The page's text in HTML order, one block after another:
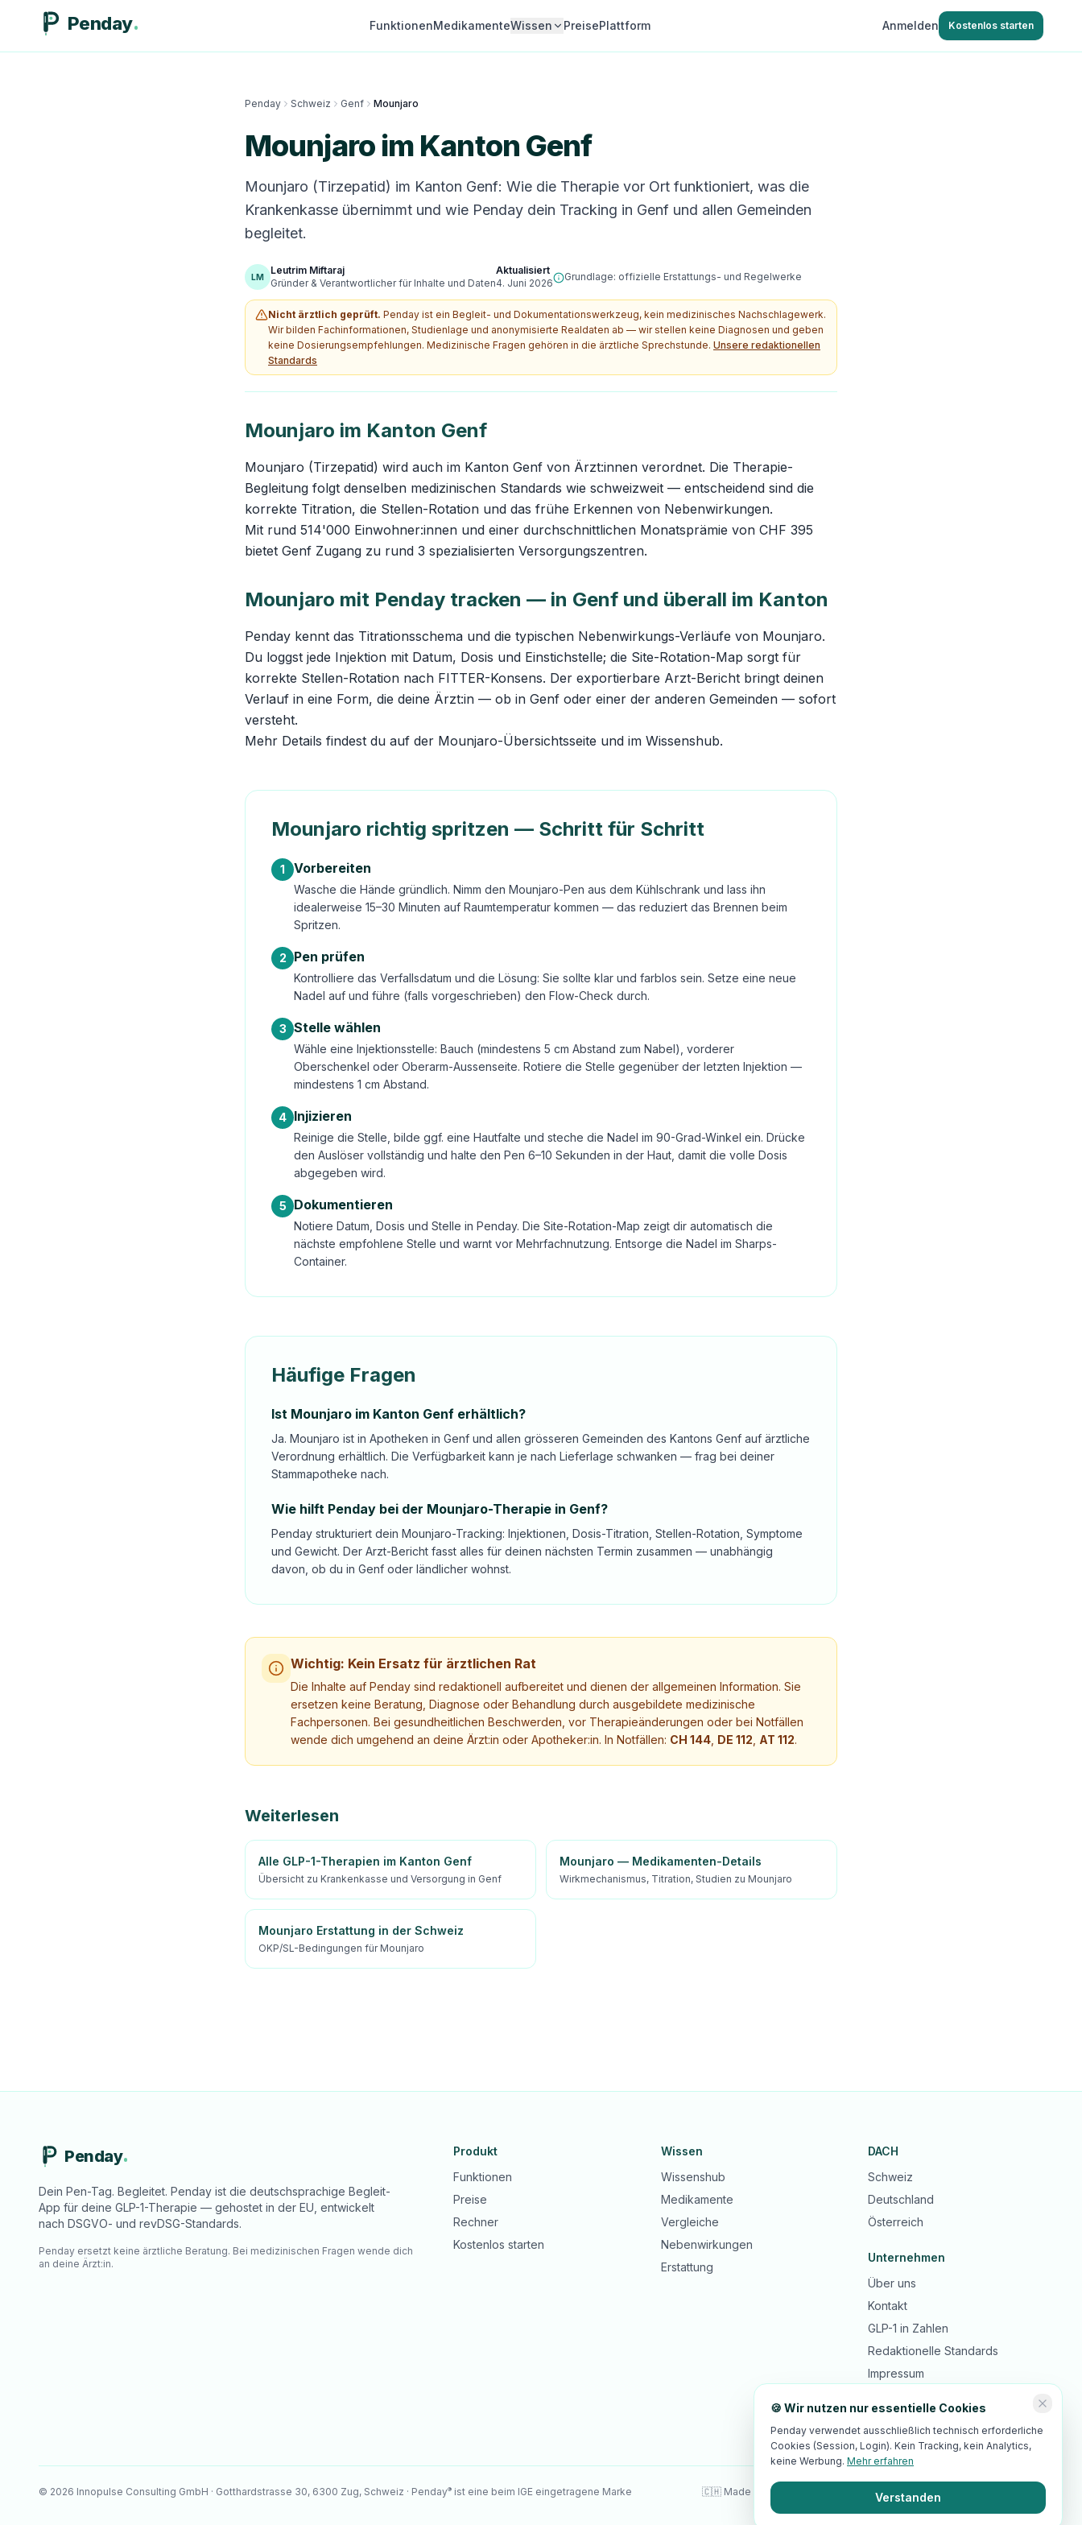
Penday FunktionenMedikamenteWissen PreisePlattform Anmelden Kostenlos starten
Penday Schweiz Genf Mounjaro
Mounjaro im Kanton Genf
Mounjaro (Tirzepatid) im Kanton Genf: Wie die Therapie vor Ort funktioniert, was die
Krankenkasse übernimmt und wie Penday dein Tracking in Genf und allen Gemeinden
begleitet.
LM
Leutrim Miftaraj
Gründer & Verantwortlicher für Inhalte und Daten
Aktualisiert
4. Juni 2026
Grundlage: offizielle Erstattungs- und Regelwerke
Nicht ärztlich geprüft. Penday ist ein Begleit- und Dokumentationswerkzeug, kein medizinisches Nachschlagewerk.
Wir bilden Fachinformationen, Studienlage und anonymisierte Realdaten ab — wir stellen keine Diagnosen und geben
keine Dosierungsempfehlungen. Medizinische Fragen gehören in die ärztliche Sprechstunde. Unsere redaktionellen
Standards
Mounjaro im Kanton Genf
Mounjaro (Tirzepatid) wird auch im Kanton Genf von Ärzt:innen verordnet. Die Therapie-
Begleitung folgt denselben medizinischen Standards wie schweizweit — entscheidend sind die
korrekte Titration, die Stellen-Rotation und das frühe Erkennen von Nebenwirkungen.
Mit rund 514'000 Einwohner:innen und einer durchschnittlichen Monatsprämie von CHF 395
bietet Genf Zugang zu rund 3 spezialisierten Versorgungszentren.
Mounjaro mit Penday tracken — in Genf und überall im Kanton
Penday kennt das Titrationsschema und die typischen Nebenwirkungs-Verläufe von Mounjaro.
Du loggst jede Injektion mit Datum, Dosis und Einstichstelle; die Site-Rotation-Map sorgt für
korrekte Stellen-Rotation nach FITTER-Konsens. Der exportierbare Arzt-Bericht bringt deinen
Verlauf in eine Form, die deine Ärzt:in — ob in Genf oder einer der anderen Gemeinden — sofort
versteht.
Mehr Details findest du auf der Mounjaro-Übersichtsseite und im Wissenshub.
Mounjaro richtig spritzen — Schritt für Schritt
1 Vorbereiten
Wasche die Hände gründlich. Nimm den Mounjaro-Pen aus dem Kühlschrank und lass ihn
idealerweise 15–30 Minuten auf Raumtemperatur kommen — das reduziert das Brennen beim
Spritzen.
2 Pen prüfen
Kontrolliere das Verfallsdatum und die Lösung: Sie sollte klar und farblos sein. Setze eine neue
Nadel auf und führe (falls vorgeschrieben) den Flow-Check durch.
3 Stelle wählen
Wähle eine Injektionsstelle: Bauch (mindestens 5 cm Abstand zum Nabel), vorderer
Oberschenkel oder Oberarm-Aussenseite. Rotiere die Stelle gegenüber der letzten Injektion —
mindestens 1 cm Abstand.
4 Injizieren
Reinige die Stelle, bilde ggf. eine Hautfalte und steche die Nadel im 90-Grad-Winkel ein. Drücke
den Auslöser vollständig und halte den Pen 6–10 Sekunden in der Haut, damit die volle Dosis
abgegeben wird.
5 Dokumentieren
Notiere Datum, Dosis und Stelle in Penday. Die Site-Rotation-Map zeigt dir automatisch die
nächste empfohlene Stelle und warnt vor Mehrfachnutzung. Entsorge die Nadel im Sharps-
Container.
Häufige Fragen
Ist Mounjaro im Kanton Genf erhältlich?
Ja. Mounjaro ist in Apotheken in Genf und allen grösseren Gemeinden des Kantons Genf auf ärztliche
Verordnung erhältlich. Die Verfügbarkeit kann je nach Lieferlage schwanken — frag bei deiner
Stammapotheke nach.
Wie hilft Penday bei der Mounjaro-Therapie in Genf?
Penday strukturiert dein Mounjaro-Tracking: Injektionen, Dosis-Titration, Stellen-Rotation, Symptome
und Gewicht. Der Arzt-Bericht fasst alles für deinen nächsten Termin zusammen — unabhängig
davon, ob du in Genf oder ländlicher wohnst.
Wichtig: Kein Ersatz für ärztlichen Rat
Die Inhalte auf Penday sind redaktionell aufbereitet und dienen der allgemeinen Information. Sie
ersetzen keine Beratung, Diagnose oder Behandlung durch ausgebildete medizinische
Fachpersonen. Bei gesundheitlichen Beschwerden, vor Therapieänderungen oder bei Notfällen
wende dich umgehend an deine Ärzt:in oder Apotheker:in. In Notfällen: CH 144 DE 112 AT 112.
Weiterlesen
Alle GLP-1-Therapien im Kanton Genf
Übersicht zu Krankenkasse und Versorgung in Genf
Mounjaro — Medikamenten-Details
Wirkmechanismus, Titration, Studien zu Mounjaro
Mounjaro Erstattung in der Schweiz
OKP/SL-Bedingungen für Mounjaro
Penday
Dein Pen-Tag. Begleitet. Penday ist die deutschsprachige Begleit-
App für deine GLP-1-Therapie — gehostet in der EU, entwickelt
nach DSGVO- und revDSG-Standards.
Penday ersetzt keine ärztliche Beratung. Bei medizinischen Fragen wende dich
an deine Ärzt:in.
Produkt
Funktionen
Preise
Rechner
Kostenlos starten
Wissen
Wissenshub
Medikamente
Vergleiche
Nebenwirkungen
Erstattung
DACH
Schweiz
Deutschland
Österreich
Unternehmen
Über uns
Kontakt
GLP-1 in Zahlen
Redaktionelle Standards
Impressum
© 2026 Innopulse Consulting GmbH · Gotthardstrasse 30, 6300 Zug, Schweiz · Penday® ist eine beim IGE eingetragene Marke 🇨🇭 Made in Switzerland · 🇪🇺 EU-Hosting · DSGVO-/revDSG-Standards
🍪 Wir nutzen nur essentielle Cookies
Penday verwendet ausschließlich technisch erforderliche
Cookies (Session, Login). Kein Tracking, kein Analytics,
keine Werbung. Mehr erfahren
Verstanden